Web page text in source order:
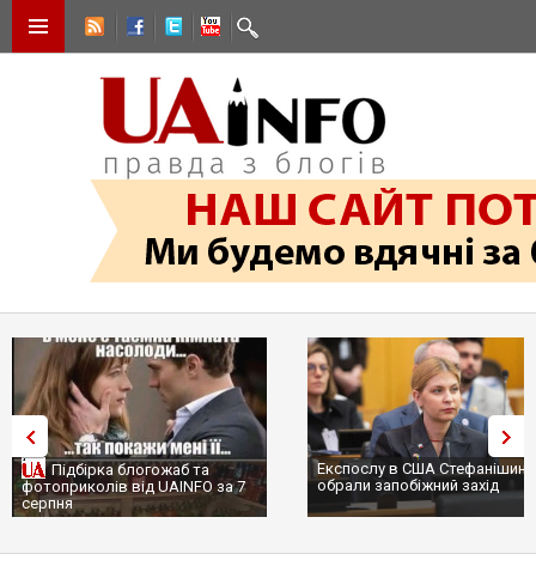
Підбірка блогожаб та
фотоприколів від UAINFO за 7
серпня
Експослу в США
обрали запобіжний захід